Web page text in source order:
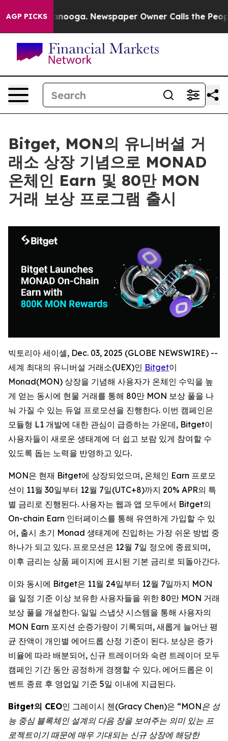
AGP PICKS
Chattanooga. Newspaper Owner Calls the People
Bitget, MON의 유니버셜 거
래소 상장 기념으로 MONAD
온체인 Earn 및 80만 MON
거래 보상 프로그램 출시
빅토리아 세이셸, Dec. 03, 2025 (GLOBE NEWSWIRE) --
세계 최대의 유니버설 거래소(UEX)인 Bitget이
Monad(MON) 상장을 기념해 사용자가 온체인 수익을 높
게 얻는 동시에 현물 거래를 통해 80만 MON 보상 풀을 나
눠 가질 수 있는 듀얼 프로모션을 진행한다. 이번 캠페인은
모듈형 L1 개발에 대한 관심이 급증하는 가운데, Bitget이
사용자들이 새로운 생태계에 더 쉽고 보람 있게 참여할 수
있도록 돕는 노력을 반영하고 있다.
MON은 현재 Bitget에 상장되었으며, 온체인 Earn 프로모
션이 11월 30일부터 12월 7일(UTC+8)까지 20% APR의 특
별 금리로 진행된다. 사용자는 웹과 앱 모두에서 Bitget의
On-chain Earn 인터페이스를 통해 유연하게 가입할 수 있
어, 출시 초기 Monad 생태계에 진입하는 가장 쉬운 방법 중
하나가 되고 있다. 프로모션은 12월 7일 정오에 종료되며,
이후 금리는 상품 페이지에 표시된 기본 금리로 되돌아간다.
이와 동시에 Bitget은 11월 24일부터 12월 7일까지 MON
을 일정 기준 이상 보유한 사용자들을 위한 80만 MON 거래
보상 풀을 개설한다. 일일 스냅샷 시스템을 통해 사용자의
MON Earn 포지션 순증가량이 기록되며, 새롭게 늘어난 평
균 잔액이 개인별 에어드롭 산정 기준이 된다. 보상은 증가
비율에 따라 배분되어, 신규 트레이더와 숙련 트레이더 모두
캠페인 기간 동안 공정하게 경쟁할 수 있다. 에어드롭은 이
벤트 종료 후 영업일 기준 5일 이내에 지급된다.
Bitget의 CEO인 그레이시 첸(Gracy Chen)은 “MON은 성
능 중심 블록체인 설계의 다음 장을 보여주는 의미 있는 프
로젝트이기 때문에 매우 기대되는 신규 상장에 해당한